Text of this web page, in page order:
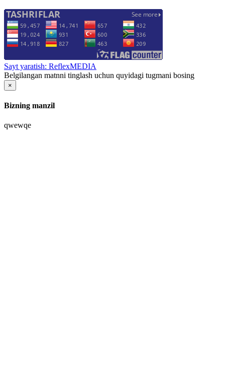
Sayt yaratish: ReflexMEDIA
Belgilangan matnni tinglash uchun quyidagi tugmani bosing
×
Bizning manzil
qwewqe